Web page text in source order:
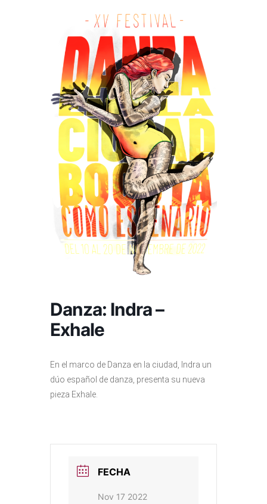
Danza: Indra –
Exhale
En el marco de Danza en la ciudad, Indra un
dúo español de danza, presenta su nueva
pieza Exhale.
FECHA
Nov 17 2022